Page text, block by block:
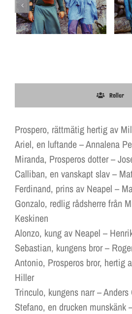
Roller
Prospero, rättmätig hertig av
Ariel, en luftande – Annalena
Miranda, Prosperos dotter –
Calliban, en vanskapt slav –
Ferdinand, prins av Neapel –
Gonzalo, redlig rådsherre från
Keskinen
Alonzo, kung av Neapel –
Sebastian, kungens bror –
Antonio, Prosperos bror, hertig
Hiller
Trinculo, kungens narr – Anders
Stefano, en drucken munskänk